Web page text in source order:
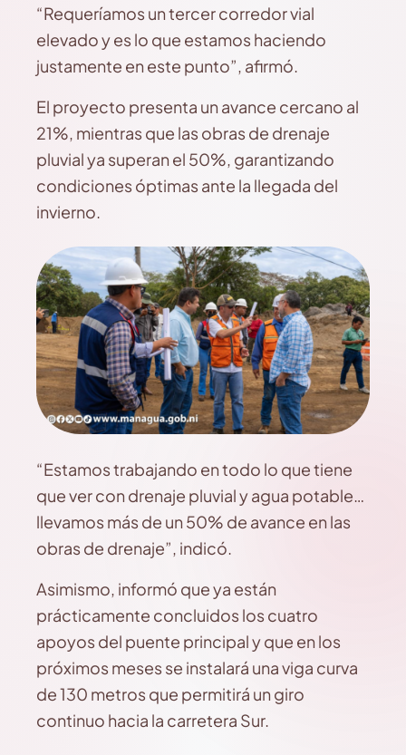
“Requeríamos un tercer corredor vial
elevado y es lo que estamos haciendo
justamente en este punto”, afirmó.
El proyecto presenta un avance cercano al
21%, mientras que las obras de drenaje
pluvial ya superan el 50%, garantizando
condiciones óptimas ante la llegada del
invierno.
“Estamos trabajando en todo lo que tiene
que ver con drenaje pluvial y agua potable…
llevamos más de un 50% de avance en las
obras de drenaje”, indicó.
Asimismo, informó que ya están
prácticamente concluidos los cuatro
apoyos del puente principal y que en los
próximos meses se instalará una viga curva
de 130 metros que permitirá un giro
continuo hacia la carretera Sur.